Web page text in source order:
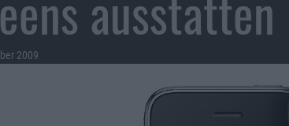
2009